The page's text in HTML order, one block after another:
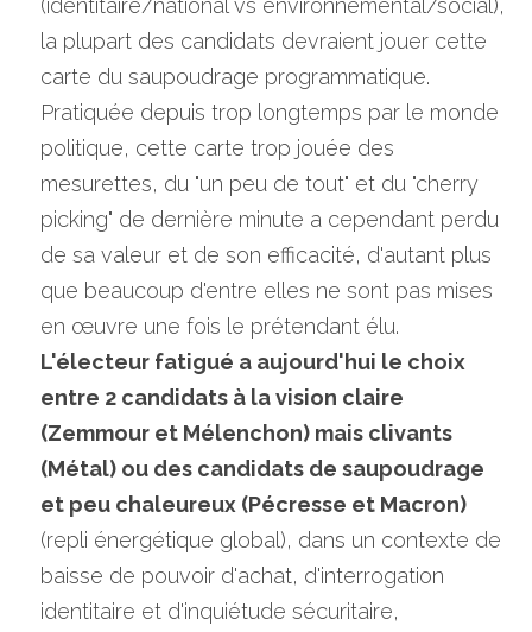
(identitaire/national vs environnemental/social),
la plupart des candidats devraient jouer cette
carte du saupoudrage programmatique.
Pratiquée depuis trop longtemps par le monde
politique, cette carte trop jouée des
mesurettes, du "un peu de tout" et du "cherry
picking" de dernière minute a cependant perdu
de sa valeur et de son efficacité, d'autant plus
que beaucoup d'entre elles ne sont pas mises
L'électeur fatigué a aujourd'hui le choix
entre 2 candidats à la vision claire
(Zemmour et Mélenchon) mais clivants
(Métal) ou des candidats de saupoudrage
(repli énergétique global), dans un contexte de
baisse de pouvoir d'achat, d'interrogation
identitaire et d'inquiétude sécuritaire,